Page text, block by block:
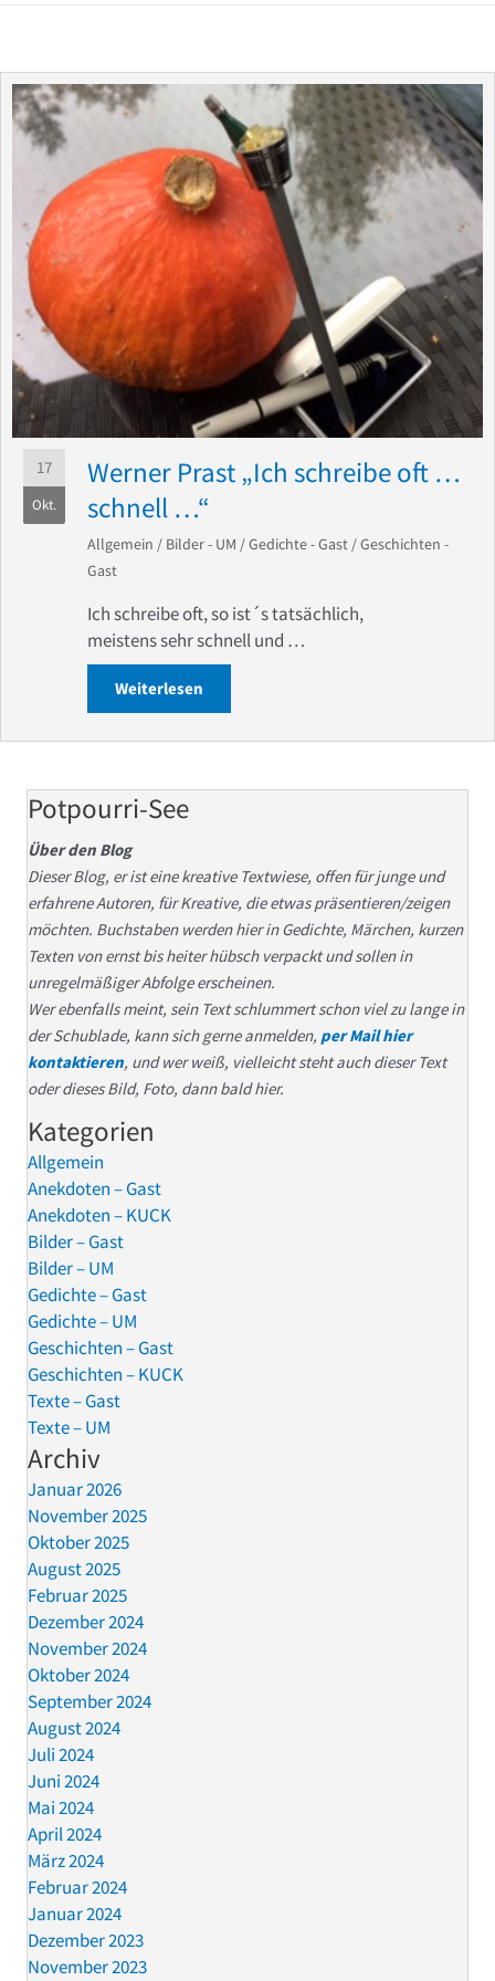
17
Okt.
Werner Prast „Ich schreibe oft …
schnell …“
Allgemein / Bilder - UM /Gedichte - Gast /Geschichten -
Gast
Ich schreibe oft, so ist´s tatsächlich,
meistens sehr schnell und …
Weiterlesen
Potpourri-See
Über den Blog
Dieser Blog, er ist eine kreative Textwiese, offen für junge und
erfahrene Autoren, für Kreative, die etwas präsentieren/zeigen
möchten. Buchstaben werden hier in Gedichte, Märchen, kurzen
Texten von ernst bis heiter hübsch verpackt und sollen in
unregelmäßiger Abfolge erscheinen.
Wer ebenfalls meint, sein Text schlummert schon viel zu lange in
der Schublade, kann sich gerne anmelden, per Mail hier
kontaktieren, und wer weiß, vielleicht steht auch dieser Text
oder dieses Bild, Foto, dann bald hier.
Kategorien
Allgemein
Anekdoten – Gast
Anekdoten – KUCK
Bilder – Gast
Bilder – UM
Gedichte – Gast
Gedichte – UM
Geschichten – Gast
Geschichten – KUCK
Texte – Gast
Texte – UM
Archiv
Januar 2026
November 2025
Oktober 2025
August 2025
Februar 2025
Dezember 2024
November 2024
Oktober 2024
September 2024
August 2024
Juli 2024
Juni 2024
Mai 2024
April 2024
März 2024
Februar 2024
Januar 2024
Dezember 2023
November 2023